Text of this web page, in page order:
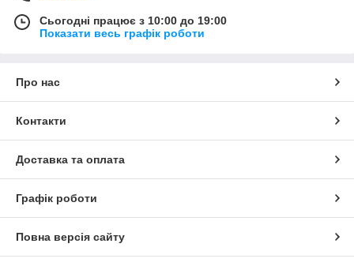
Сьогодні працює з 10:00 до 19:00
Показати весь графік роботи
Про нас
Контакти
Доставка та оплата
Графік роботи
Повна версія сайту